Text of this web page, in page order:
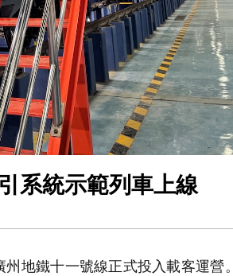
電氣牽引系統示範列車上線
地鐵十一號線正式投入載客運營